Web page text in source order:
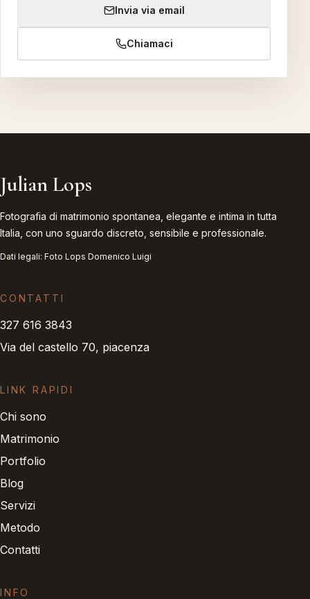
Invia via email
Chiamaci
Julian Lops
Fotografia di matrimonio spontanea, elegante e intima in tutta
Italia, con uno sguardo discreto, sensibile e professionale.
Dati legali: Foto Lops Domenico Luigi
CONTATTI
327 616 3843
Via del castello 70, piacenza
LINK RAPIDI
Chi sono
Matrimonio
Portfolio
Blog
Servizi
Metodo
Contatti
INFO